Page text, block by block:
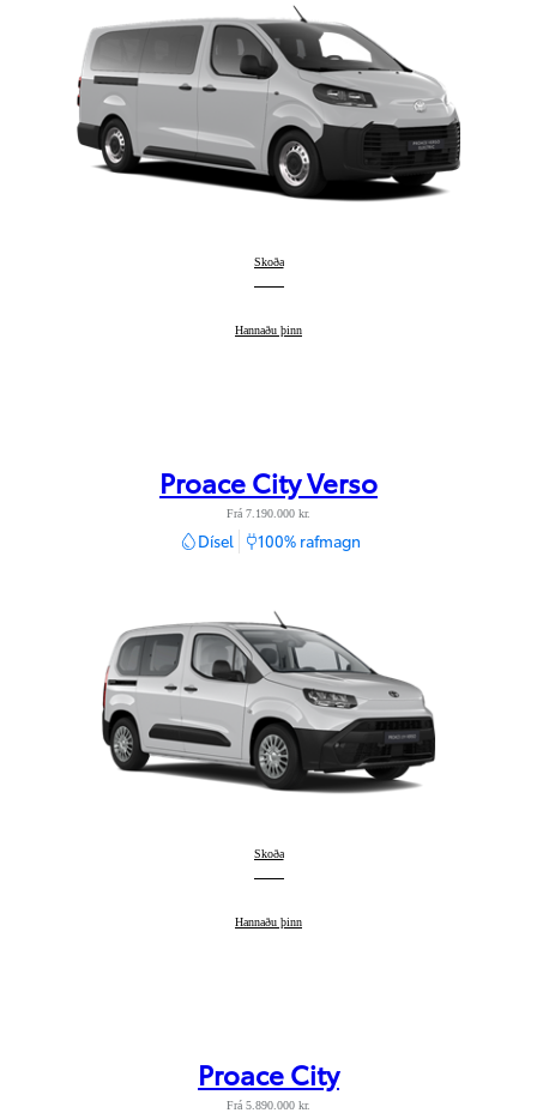
Proace Verso
Skoða
Proace Verso:
Hannaðu þinn
Proace City Verso
Frá 7.190.000 kr.
Dísel 100% rafmagn
Proace City Verso
Skoða
Proace City Verso
Hannaðu þinn
Proace City
Frá 5.890.000 kr.